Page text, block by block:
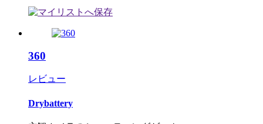
360
レビュー
Drybattery